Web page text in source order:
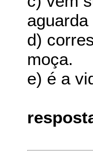
d)
moça.
e) é a